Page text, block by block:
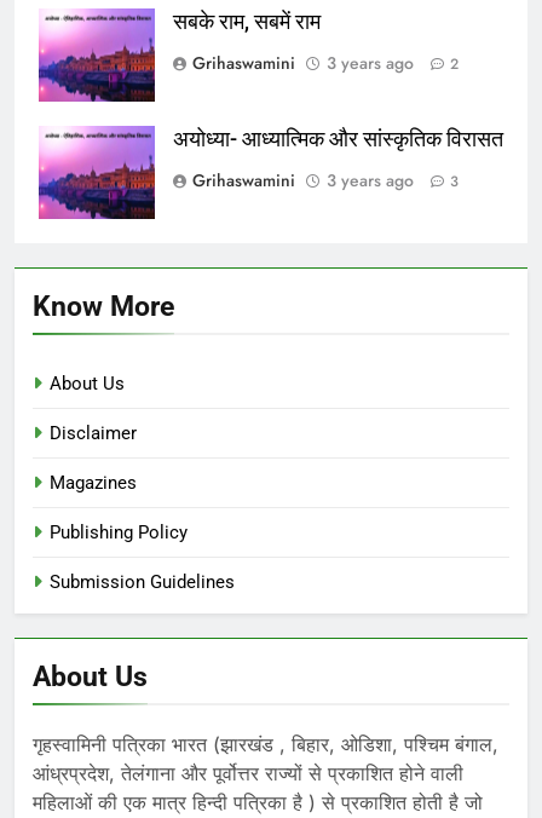
सबके राम, सबमें राम
Grihaswamini
3 years ago 2
अयोध्या- आध्यात्मिक और सांस्कृतिक विरासत
Grihaswamini
3 years ago 3
Know More
About Us
Disclaimer
Magazines
Publishing Policy
Submission Guidelines
About Us
गृहस्वामिनी पत्रिका भारत (झारखंड , बिहार, ओडिशा, पश्चिम बंगाल,
आंध्रप्रदेश, तेलंगाना और पूर्वोत्तर राज्यों से प्रकाशित होने वाली
महिलाओं की एक मात्र हिन्दी पत्रिका है ) से प्रकाशित होती है जो